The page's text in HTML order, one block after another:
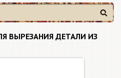
Найти
ВЫРЕЗАНИЯ ДЕТАЛИ ИЗ